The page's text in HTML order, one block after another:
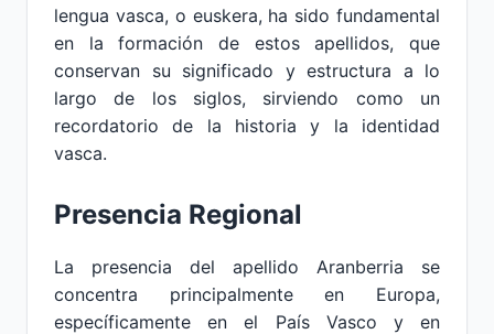
lengua vasca, o euskera, ha sido fundamental
en la formación de estos apellidos, que
conservan su significado y estructura a lo
largo de los siglos, sirviendo como un
recordatorio de la historia y la identidad
vasca.
Presencia Regional
La presencia del apellido Aranberria se
concentra principalmente en Europa,
específicamente en el País Vasco y en